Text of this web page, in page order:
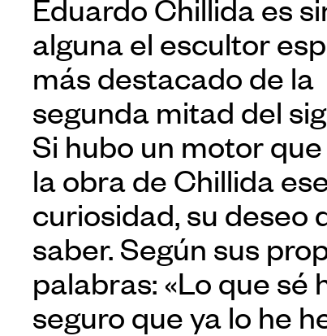
Eduardo Chillida es
alguna el escultor
más destacado de la
segunda mitad del
Si hubo un motor
la obra de Chillida
curiosidad, su deseo
saber. Según sus
palabras: «Lo que sé
seguro que ya lo he